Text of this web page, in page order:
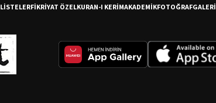
LİSTELERFİKRİYAT ÖZELKURAN-I KERİMAKADEMİKFOTOĞRAFGALERİ